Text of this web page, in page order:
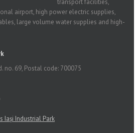
transport facilities,
airport, high power electric supplies,
large volume water supplies and high-
no. 69, Postal code: 700075
Iași Industrial Park